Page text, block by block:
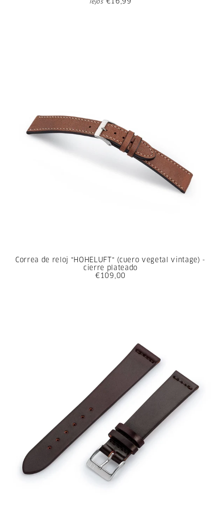
lejos
Correa de reloj "HOHELUFT" (cuero vegetal vintage) -
cierre plateado
€109,00